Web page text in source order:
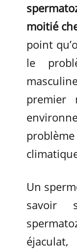
moitié
point
le
premier
Un
savoir